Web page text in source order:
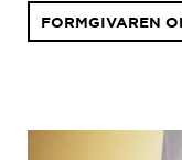
FORMGIVAREN